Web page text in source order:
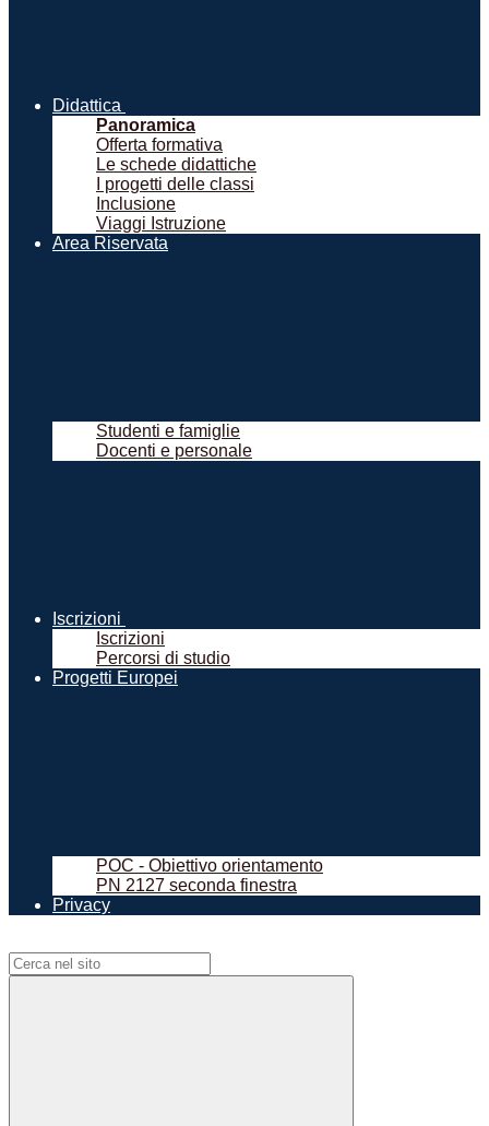
Didattica
Panoramica
Offerta formativa
Le schede didattiche
I progetti delle classi
Inclusione
Viaggi Istruzione
Area Riservata
Studenti e famiglie
Docenti e personale
Iscrizioni
Iscrizioni
Percorsi di studio
Progetti Europei
POC - Obiettivo orientamento
PN 2127 seconda finestra
Privacy